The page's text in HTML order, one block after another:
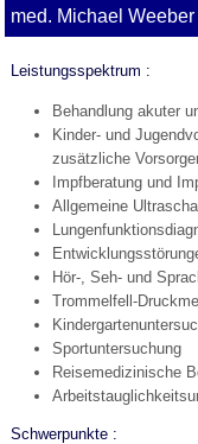
med. Michael Weeber
Leistungsspektrum :
Behandlung akuter
Kinder- und
zusätzliche
Impfberatung und
Allgemeine
Hör-, Seh- und
Trommelfell-
Sportuntersuchung
Reisemedizinische
Schwerpunkte :